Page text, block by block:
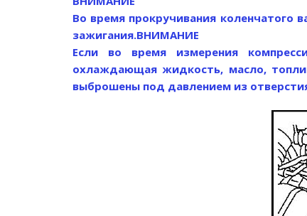
Во время прокручивания коленчатого
зажигания.ВНИМАНИЕ
Если во время измерения
охлаждающая жидкость, масло,
выброшены под давлением из